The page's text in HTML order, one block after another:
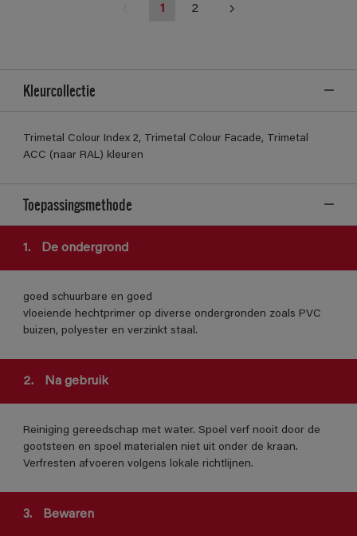
1 2
Kleurcollectie
Trimetal Colour Index 2, Trimetal Colour Facade, Trimetal
ACC (naar RAL) kleuren
Toepassingsmethode
1. De ondergrond
goed schuurbare en goed
vloeiende hechtprimer op diverse ondergronden zoals PVC
buizen, polyester en verzinkt staal.
2. Na gebruik
Reiniging gereedschap met water. Spoel verf nooit door de
gootsteen en spoel materialen niet uit onder de kraan.
Verfresten afvoeren volgens lokale richtlijnen.
3. Bewaren